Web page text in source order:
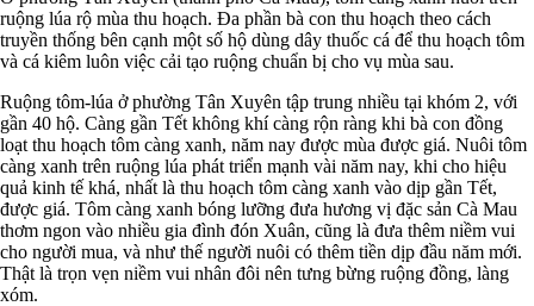
ruộng lúa rộ mùa thu hoạch. Ða phần bà con thu hoạch theo cách
truyền thống bên cạnh một số hộ dùng dây thuốc cá để thu hoạch tôm
và cá kiêm luôn việc cải tạo ruộng chuẩn bị cho vụ mùa sau.
Ruộng tôm-lúa ở phường Tân Xuyên tập trung nhiều tại khóm 2, với
gần 40 hộ. Càng gần Tết không khí càng rộn ràng khi bà con đồng
loạt thu hoạch tôm càng xanh, năm nay được mùa được giá. Nuôi tôm
càng xanh trên ruộng lúa phát triển mạnh vài năm nay, khi cho hiệu
quả kinh tế khá, nhất là thu hoạch tôm càng xanh vào dịp gần Tết,
được giá. Tôm càng xanh bóng lưỡng đưa hương vị đặc sản Cà Mau
thơm ngon vào nhiều gia đình đón Xuân, cũng là đưa thêm niềm vui
cho người mua, và như thế người nuôi có thêm tiền dịp đầu năm mới.
Thật là trọn vẹn niềm vui nhân đôi nên tưng bừng ruộng đồng, làng
xóm.